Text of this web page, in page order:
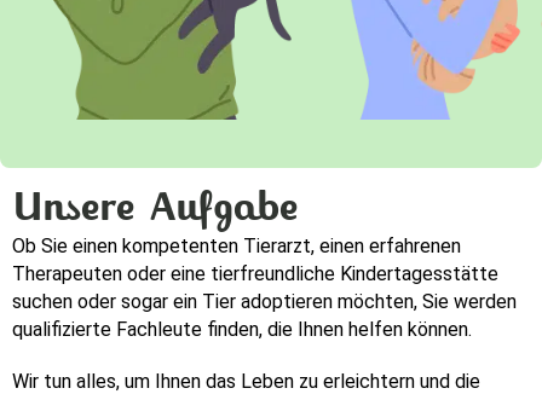
Unsere Aufgabe
Ob Sie einen kompetenten Tierarzt, einen erfahrenen
Therapeuten oder eine tierfreundliche Kindertagesstätte
suchen oder sogar ein Tier adoptieren möchten, Sie werden
qualifizierte Fachleute finden, die Ihnen helfen können.
Wir tun alles, um Ihnen das Leben zu erleichtern und die